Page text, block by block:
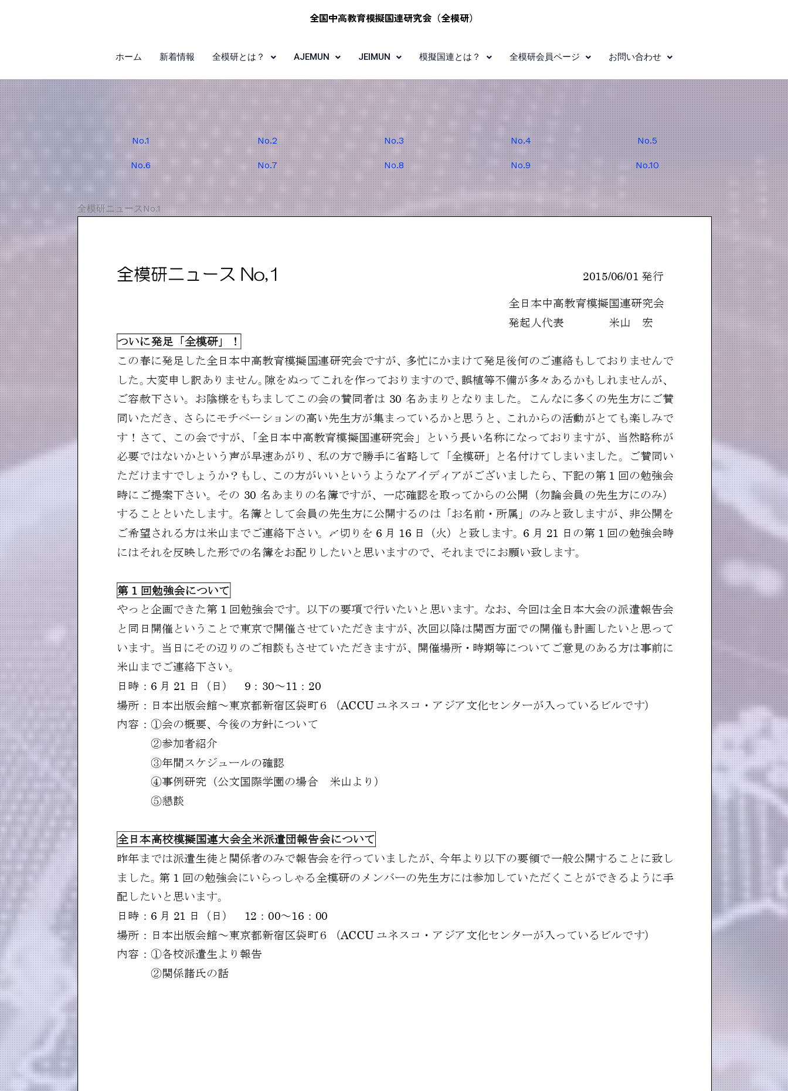
ッ
全国中高教育模擬国連研究会​（全模研）​
ホーム 新着情報 全模研とは？ AJEMUN JEIMUN 模擬国連とは？ 全模研会員ページ お問い合わせ
No.1 No.2 No.3 No.4 No.5
No.6 No.7 No.8 No.9 No.10
全模研ニュースNo.1